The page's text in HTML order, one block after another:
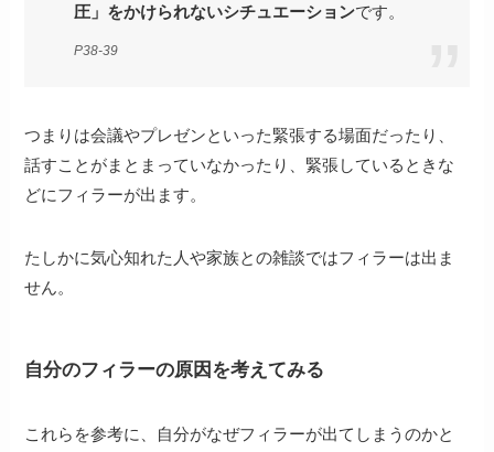
圧」をかけられないシチュエーションです。
P38-39
つまりは会議やプレゼンといった緊張する場面だったり、
話すことがまとまっていなかったり、緊張しているときな
どにフィラーが出ます。
たしかに気心知れた人や家族との雑談ではフィラーは出ま
せん。
自分のフィラーの原因を考えてみる
これらを参考に、自分がなぜフィラーが出てしまうのかと